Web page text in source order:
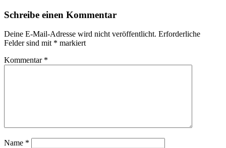
Schreibe einen Kommentar
Deine E-Mail-Adresse wird nicht veröffentlicht. Erforderliche
Felder sind mit * markiert
Kommentar *
Name *